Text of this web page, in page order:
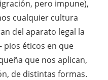
pero impune),
cualquier cultura
del aparato legal la
pios éticos en que
que nos aplican,
de distintas formas.